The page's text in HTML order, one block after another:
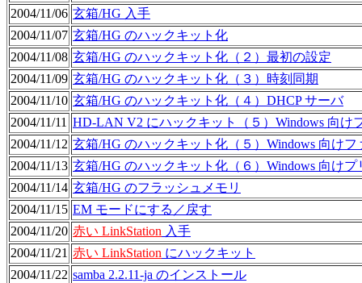
2004/11/06 玄箱/HG 入手
2004/11/07 玄箱/HG のハックキット化
2004/11/08 玄箱/HG のハックキット化（２）最初の設定
2004/11/09 玄箱/HG のハックキット化（３）時刻同期
2004/11/10 玄箱/HG のハックキット化（４）DHCP サーバ
2004/11/11 HD-LAN V2 にハックキット（５）Windows 向け
2004/11/12 玄箱/HG のハックキット化（５）Windows 向け
2004/11/13 玄箱/HG のハックキット化（６）Windows 向け
2004/11/14 玄箱/HG のフラッシュメモリ
2004/11/15 EM モードにする／戻す
2004/11/20 赤い LinkStation 入手
2004/11/21 赤い LinkStation にハックキット
2004/11/22 samba 2.2.11-ja のインストール